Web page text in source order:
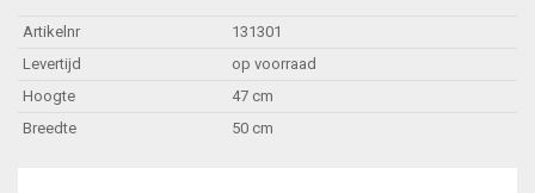
Artikelnr
131301
Levertijd
op voorraad
Hoogte
47 cm
Breedte
50 cm